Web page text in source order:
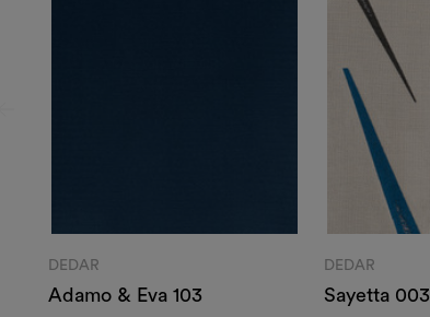
DEDAR
Adamo & Eva 103
DEDAR
Sayetta 003